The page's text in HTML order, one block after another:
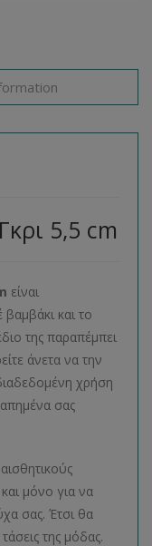
5,5 cm
είναι
και το
της παραπέμπει
άνετα να την
χρήση
σας
μόνο για να
σας. Έτσι θα
της μόδας.